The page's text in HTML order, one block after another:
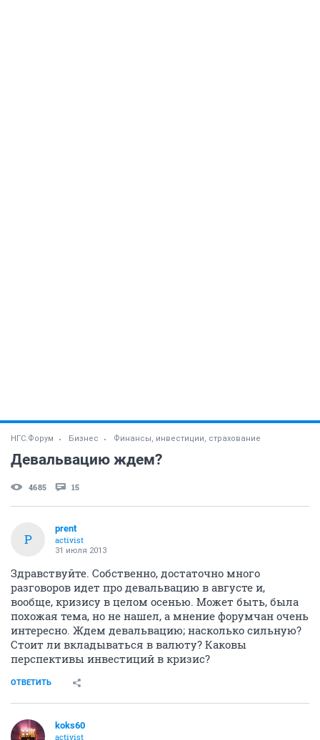
НГС.Форум Бизнес Финансы, инвестиции, страхование
Девальвацию ждем?
4685 15
P
prent
activist
31 июля 2013
Здравствуйте. Собственно, достаточно много
разговоров идет про девальвацию в августе и,
вообще, кризису в целом осенью. Может быть, была
похожая тема, но не нашел, а мнение форумчан очень
интересно. Ждем девальвацию; насколько сильную?
Стоит ли вкладываться в валюту? Каковы
перспективы инвестиций в кризис?
ОТВЕТИТЬ
koks60
activist